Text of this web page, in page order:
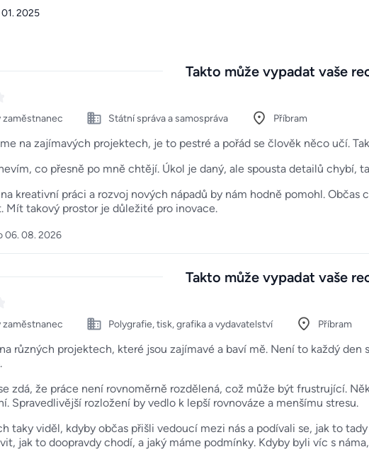
2025
Takto může vypadat vaše
zaměstnanec Státní správa a samospráva Příbram
na zajímavých projektech, je to pestré a pořád se člověk něco učí.
co přesně po mně chtějí. Úkol je daný, ale spousta detailů chybí,
kreativní práci a rozvoj nových nápadů by nám hodně pomohl.
Mít takový prostor je důležité pro inovace.
06. 08. 2026
Takto může vypadat vaše
zaměstnanec Polygrafie, tisk, grafika a vydavatelství Příbram
různých projektech, které jsou zajímavé a baví mě. Není to každý
zdá, že práce není rovnoměrně rozdělená, což může být frustrující.
Spravedlivější rozložení by vedlo k lepší rovnováze a menšímu stresu.
taky viděl, kdyby občas přišli vedoucí mezi nás a podívali se, jak to
jak to doopravdy chodí, a jaký máme podmínky. Kdyby byli víc s